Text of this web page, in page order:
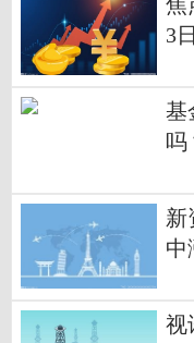
焦
3
基
吗
新
中
亿
视